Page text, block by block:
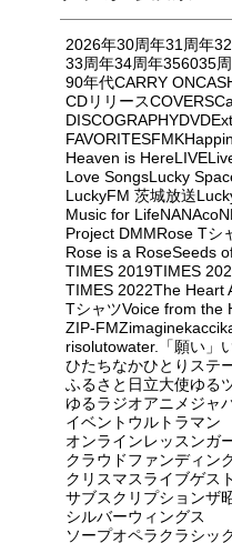
2026年30周年31周年
33周年34周年356035
90年代CARRY ON
CDリリースCOVERS
DISCOGRAPHYDVD
FAVORITESFMK
Heaven is HereLIVE
Love SongsLucky
LuckyFM 茨城放送
Music for LifeNANAco
Project DMMRose Tシ
Rose is a RoseSeeds
TIMES 2019TIMES
TIMES 2022The Heart
TシャツVoice from the
ZIP-FMZimaginekacci
risolutowater. 「願い」
ひたちなかひとりステ
ふるさと日立大使ゆる
ゆるラジオアニメジャ
イベント ウルトラマン
オンラインレッスンガ
クラウドファンディン
クリスマスライブゲス
サブスクリプションザ
シルバーウィングス
ソープオペラクラシッ